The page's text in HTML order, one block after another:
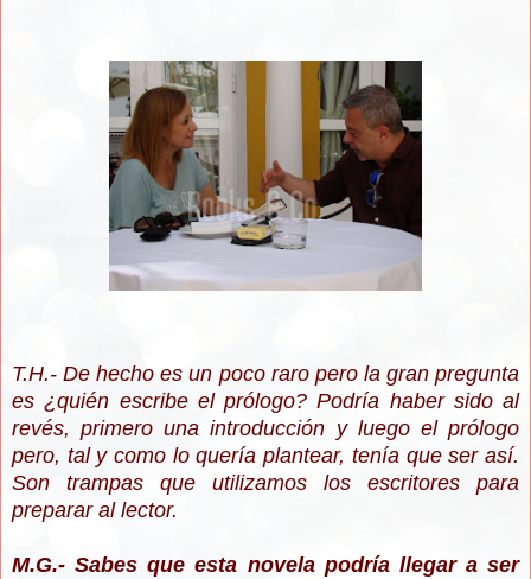
T.H.- De hecho es un poco raro pero la gran pregunta
es ¿quién escribe el prólogo? Podría haber sido al
revés, primero una introducción y luego el prólogo
pero, tal y como lo quería plantear, tenía que ser así.
Son trampas que utilizamos los escritores para
preparar al lector.
M.G.- Sabes que esta novela podría llegar a ser